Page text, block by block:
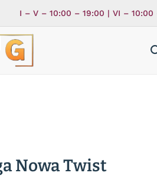
I – V – 10:00 – 19:00 | VI –
Nowa Twist